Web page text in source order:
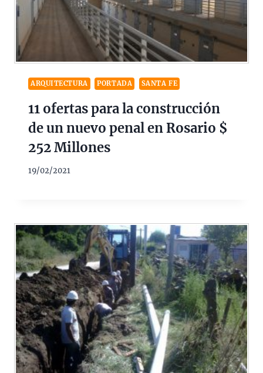
ARQUITECTURA PORTADA SANTA FE
11 ofertas para la construcción
de un nuevo penal en Rosario $
252 Millones
19/02/2021